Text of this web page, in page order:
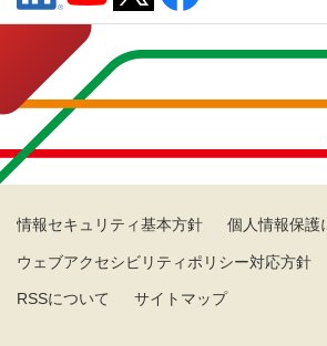
情報セキュリティ基本方針 個人情報保護
ウェブアクセシビリティポリシー対応方針
RSSについて サイトマップ